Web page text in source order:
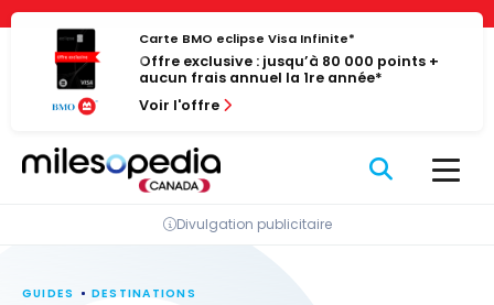
Panneau de gestion des cookies
Passer
contenu
Carte BMO eclipse Visa Infinite*
Offre exclusive : jusqu’à 80 000 points +
aucun frais annuel la 1re année*
Voir l'offre
Divulgation publicitaire
GUIDES DESTINATIONS